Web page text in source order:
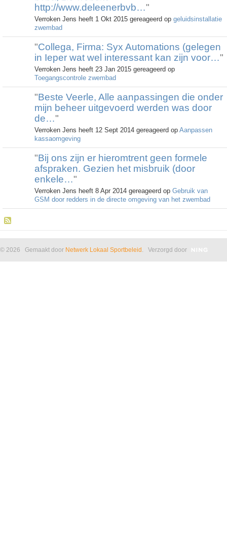
http://www.deleenerbvb…"
Verroken Jens heeft 1 Okt 2015 gereageerd op geluidsinstallatie
zwembad
"Collega, Firma: Syx Automations (gelegen
in Ieper wat wel interessant kan zijn voor…"
Verroken Jens heeft 23 Jan 2015 gereageerd op
Toegangscontrole zwembad
"Beste Veerle, Alle aanpassingen die onder
mijn beheer uitgevoerd werden was door
de…"
Verroken Jens heeft 12 Sept 2014 gereageerd op Aanpassen
kassaomgeving
"Bij ons zijn er hieromtrent geen formele
afspraken. Gezien het misbruik (door
enkele…"
Verroken Jens heeft 8 Apr 2014 gereageerd op Gebruik van
GSM door redders in de directe omgeving van het zwembad
© 2026 Gemaakt door Netwerk Lokaal Sportbeleid . Verzorgd door